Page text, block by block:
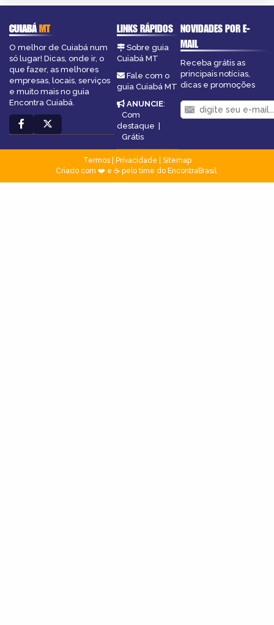
CUIABÁMT
O melhor de Cuiabá num
só lugar! Dicas, onde ir, o
que fazer, as melhores
empresas, locais, serviços
e muito mais no guia
Encontra Cuiabá.
LINKS RÁPIDOS
Sobre guia
Cuiabá MT
Fale com o
guia Cuiabá MT
ANUNCIE:
Com
destaque |
Grátis
NOVIDADES POR E-
MAIL
Receba grátis as
principais notícias,
dicas e promoções
Termos| Privacidade
Sitemap
Criado com ❤️ e ☕ pelo time do EncontraBrasil